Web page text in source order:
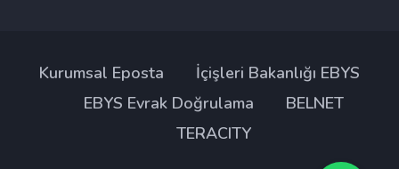
Kurumsal Eposta
İçişleri Bakanlığı EBYS
EBYS Evrak Doğrulama
BELNET
TERACITY